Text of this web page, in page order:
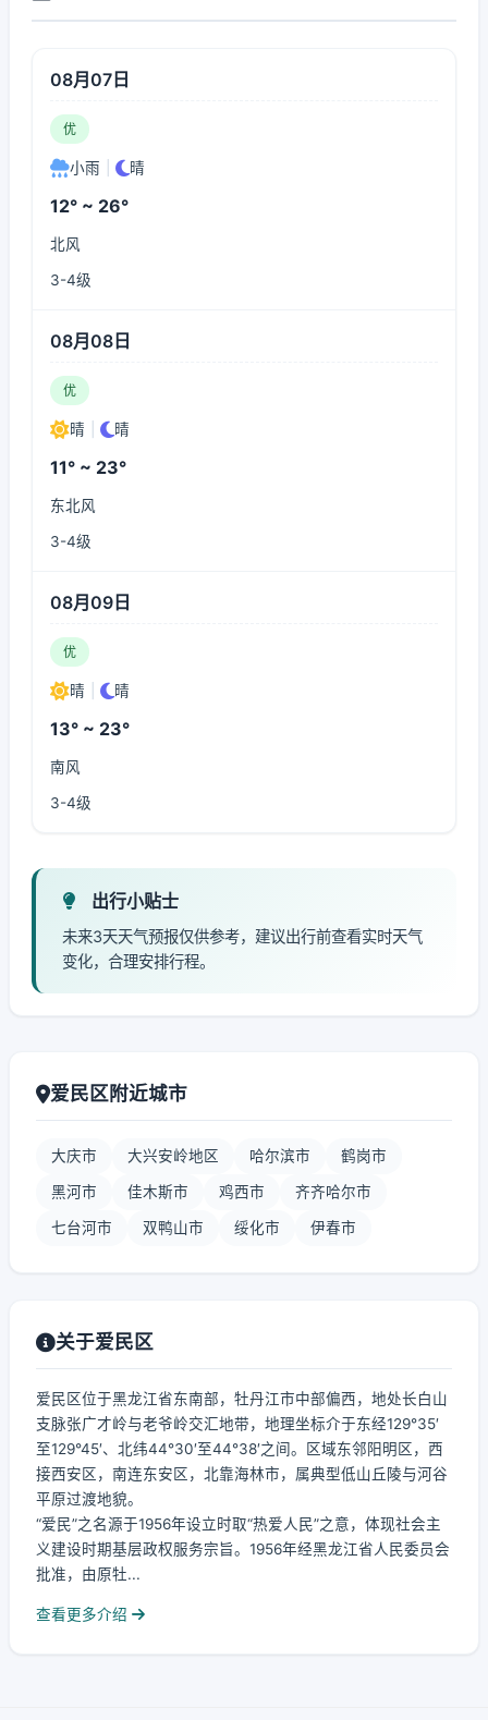
08月07日
优
小雨 晴
12° ~ 26°
北风
3-4级
08月08日
优
晴 晴
11° ~ 23°
东北风
3-4级
08月09日
优
晴 晴
13° ~ 23°
南风
3-4级
出行小贴士
未来3天天气预报仅供参考，建议出行前查看实时天气
变化，合理安排行程。
爱民区附近城市
大庆市 大兴安岭地区 哈尔滨市 鹤岗市
黑河市 佳木斯市 鸡西市 齐齐哈尔市
七台河市 双鸭山市 绥化市 伊春市
关于爱民区
爱民区位于黑龙江省东南部，牡丹江市中部偏西，地处长白山
支脉张广才岭与老爷岭交汇地带，地理坐标介于东经129°35′
至129°45′、北纬44°30′至44°38′之间。区域东邻阳明区，西
接西安区，南连东安区，北靠海林市，属典型低山丘陵与河谷
平原过渡地貌。
“爱民”之名源于1956年设立时取“热爱人民”之意，体现社会主
义建设时期基层政权服务宗旨。1956年经黑龙江省人民委员会
批准，由原牡...
查看更多介绍